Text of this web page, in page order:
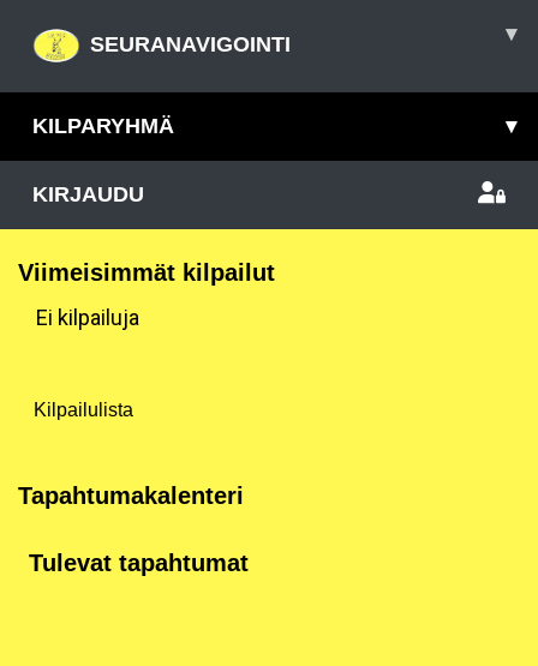
SEURANAVIGOINTI ▾
KILPARYHMÄ ▾
KIRJAUDU
Viimeisimmät kilpailut
Ei kilpailuja
Kilpailulista
Tapahtumakalenteri
Tulevat tapahtumat